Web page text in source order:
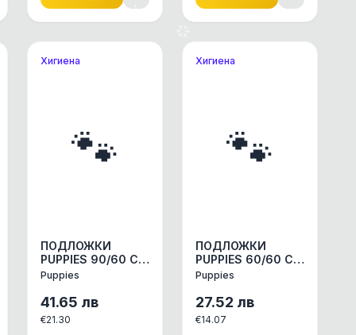
Хигиена
🐾
ПОДЛОЖКИ
PUPPIES 90/60 СМ
30 БР/пак
КОТЕ ДРУГИ
АКСЕСОАРИ 1бр.
Puppies
41.65 лв
€21.30
Хигиена
🐾
ПОДЛОЖКИ
PUPPIES 60/60 СМ
30 БР/ПАК
КОТЕ ДРУГИ
АКСЕСОАРИ 1ПАК
Puppies
27.52 лв
€14.07